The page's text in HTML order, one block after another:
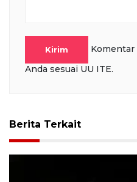
Kirim
Anda sesuai UU ITE.
Berita Terkait